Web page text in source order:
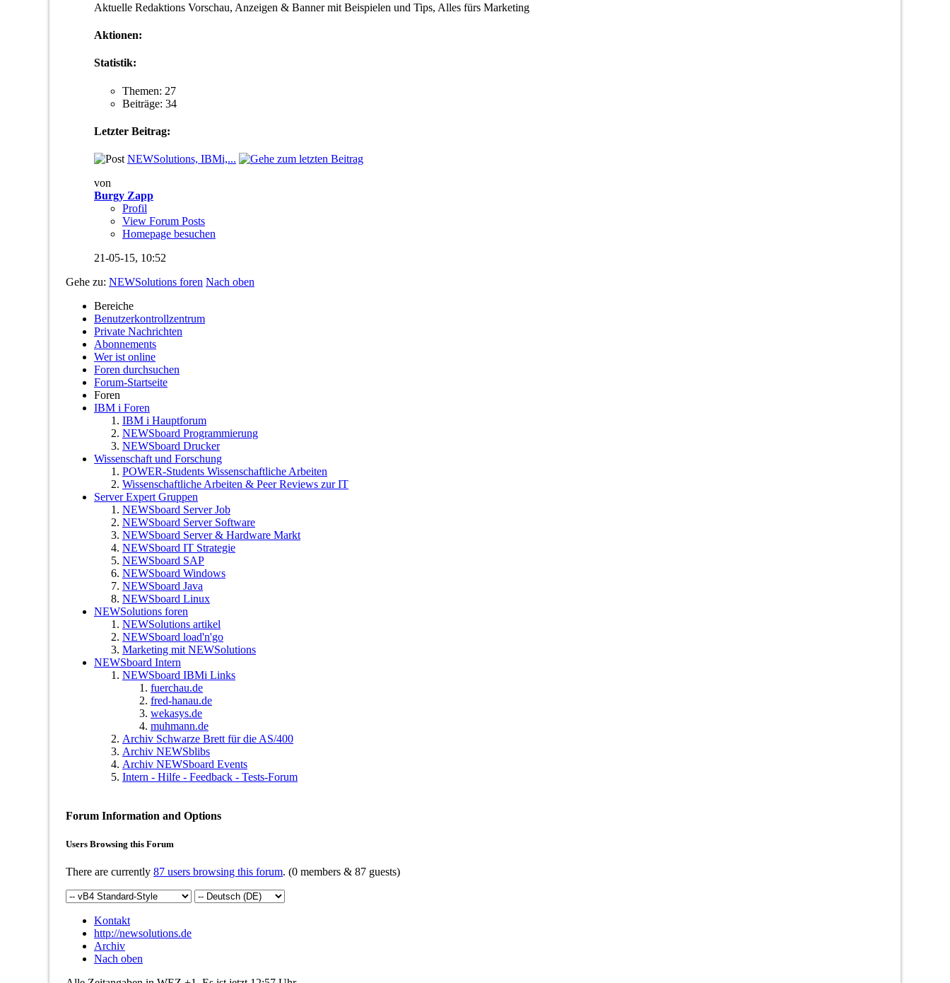
Aktuelle Redaktions Vorschau, Anzeigen & Banner mit Beispielen und Tips, Alles fürs Marketing
Aktionen:
Statistik:
Themen: 27
Beiträge: 34
Letzter Beitrag:
NEWSolutions, IBMi,...
von
Burgy Zapp
Profil
View Forum Posts
Homepage besuchen
21-05-15, 10:52
Gehe zu: NEWSolutions foren Nach oben
Bereiche
Benutzerkontrollzentrum
Private Nachrichten
Abonnements
Wer ist online
Foren durchsuchen
Forum-Startseite
Foren
IBM i Foren
IBM i Hauptforum
NEWSboard Programmierung
NEWSboard Drucker
Wissenschaft und Forschung
POWER-Students Wissenschaftliche Arbeiten
Wissenschaftliche Arbeiten & Peer Reviews zur IT
Server Expert Gruppen
NEWSboard Server Job
NEWSboard Server Software
NEWSboard Server & Hardware Markt
NEWSboard IT Strategie
NEWSboard SAP
NEWSboard Windows
NEWSboard Java
NEWSboard Linux
NEWSolutions foren
NEWSolutions artikel
NEWSboard load'n'go
Marketing mit NEWSolutions
NEWSboard Intern
NEWSboard IBMi Links
fuerchau.de
fred-hanau.de
wekasys.de
muhmann.de
Archiv Schwarze Brett für die AS/400
Archiv NEWSblibs
Archiv NEWSboard Events
Intern - Hilfe - Feedback - Tests-Forum
Forum Information and Options
Users Browsing this Forum
There are currently 87 users browsing this forum. (0 members & 87 guests)
Kontakt
http://newsolutions.de
Archiv
Nach oben